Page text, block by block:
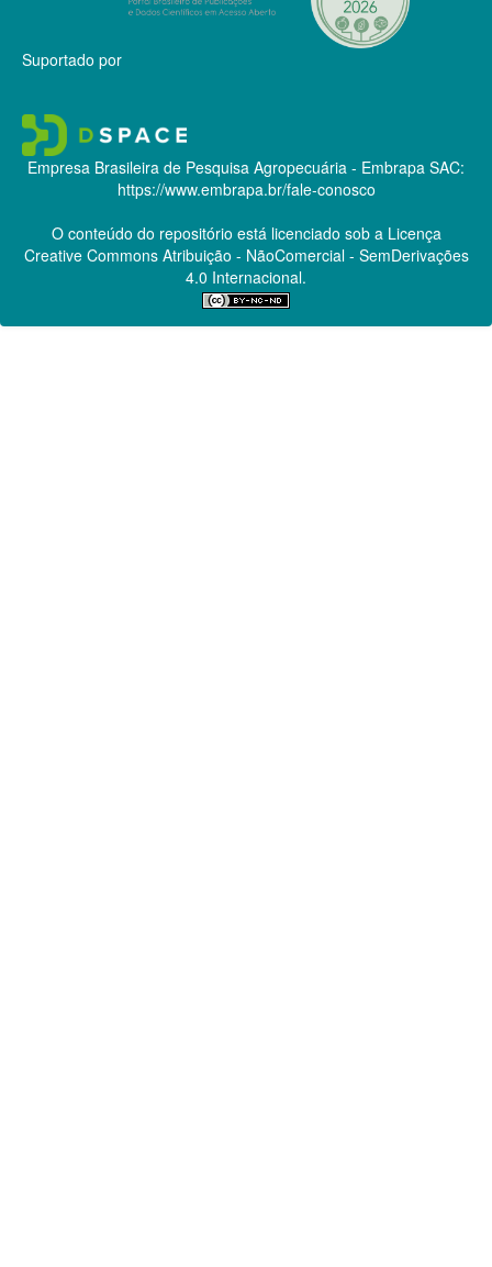
Suportado por
Empresa Brasileira de Pesquisa Agropecuária - Embrapa SAC:
https://www.embrapa.br/fale-conosco
O conteúdo do repositório está licenciado sob a Licença
Creative CommonsAtribuição - NãoComercial - SemDerivações
4.0 Internacional.